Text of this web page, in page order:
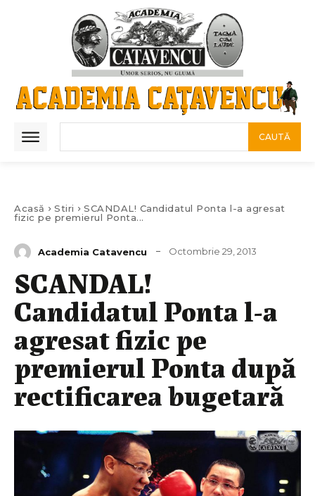
CAUTĂ
Acasă Stiri
SCANDAL! Candidatul Ponta l-a agresat
fizic pe premierul Ponta...
Academia Catavencu Octombrie 29, 2013
SCANDAL!
Candidatul Ponta l-a
agresat fizic pe
premierul Ponta după
rectificarea bugetară